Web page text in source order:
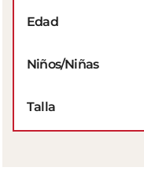
Edad
Niños/Niñas
Talla